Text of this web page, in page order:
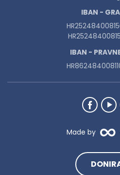
IBAN -
IBAN -
Made by